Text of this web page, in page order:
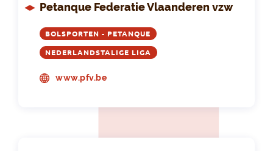
Petanque Federatie Vlaanderen vzw
BOLSPORTEN - PETANQUE
NEDERLANDSTALIGE LIGA
www.pfv.be